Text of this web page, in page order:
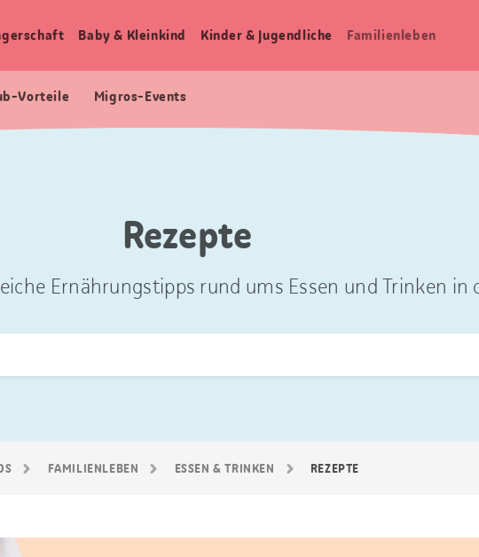
Baby & Kleinkind Kinder & Jugendliche Familien­leben
Vorteile Migros-Events
Rezepte
Ernährungstipps rund ums Essen und Trinken in
FAMILIEN­LEBEN ESSEN & TRINKEN REZEPTE